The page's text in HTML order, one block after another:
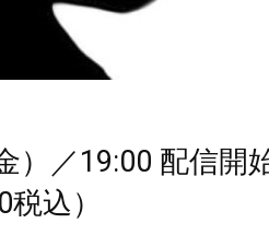
）／19:00 配信開
込）